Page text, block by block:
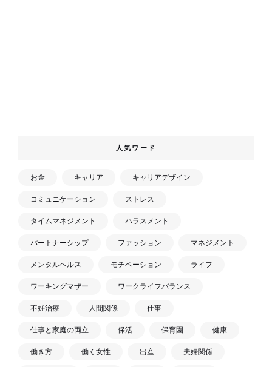
人気ワード
お金 キャリア キャリアデザイン
コミュニケーション ストレス
タイムマネジメント ハラスメント
パートナーシップ ファッション マネジメント
メンタルヘルス モチベーション ライフ
ワーキングマザー ワークライフバランス
不妊治療 人間関係 仕事
仕事と家庭の両立 保活 保育園 健康
働き方 働く女性 出産 夫婦関係